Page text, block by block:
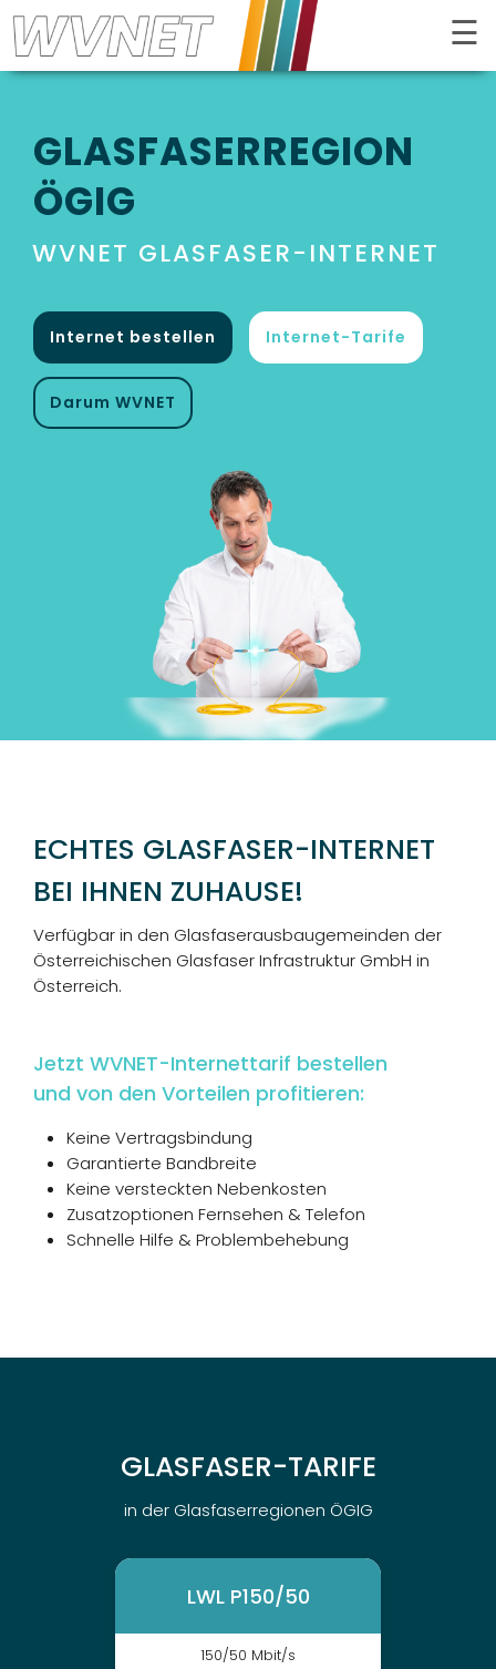
Kontrast
GRAFIKDESIGN
ONLINESHOP
TELEFON
DESIGN
KUNDENBEREICH
FAQ
REZENSIONEN
TEAM
WIDERRUFSFORMULAR
☰
GLASFASER­REGION
ÖGIG
WVNET GLASFASER-INTERNET
Internet bestellen Internet-Tarife
Darum WVNET
ECHTES GLASFASER-INTERNET
BEI IHNEN ZUHAUSE!
Verfügbar in den Glasfaserausbaugemeinden der
Österreichischen Glasfaser Infrastruktur GmbH in
Österreich.
Jetzt WVNET-Internettarif bestellen
und von den Vorteilen profitieren:
Keine Vertragsbindung
Garantierte Bandbreite
Keine versteckten Nebenkosten
Zusatzoptionen Fernsehen & Telefon
Schnelle Hilfe & Problembehebung
GLASFASER-TARIFE
in der Glasfaserregionen ÖGIG
LWL P150/50
150/50 Mbit/s